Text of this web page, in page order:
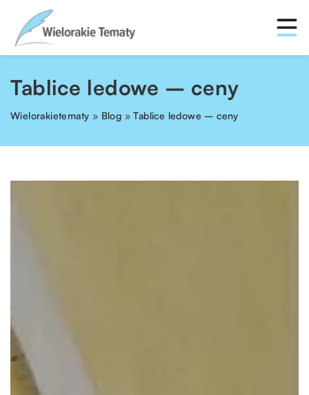
Tablice ledowe – ceny
Wielorakietematy » Blog »Tablice ledowe – ceny